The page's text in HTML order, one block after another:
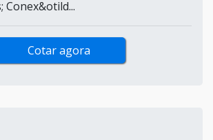
Conex&otild...
Cotar agora